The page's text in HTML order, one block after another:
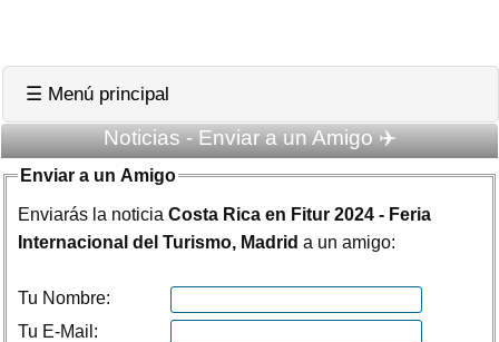
☰ Menú principal
Noticias - Enviar a un Amigo ✈️
Enviar a un Amigo
Enviarás la noticia Costa Rica en Fitur 2024 - Feria
Internacional del Turismo, Madrid a un amigo:
Tu Nombre:
Tu E-Mail: